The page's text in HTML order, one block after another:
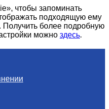
чтобы запоминать
подходящую ему
Получить более подробную
можно здесь.